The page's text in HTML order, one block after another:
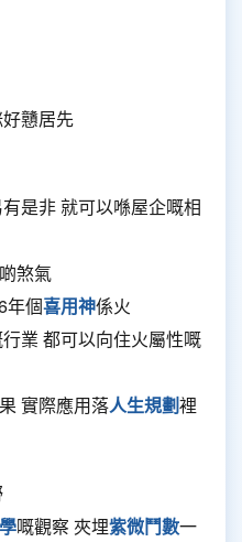
戇居先
是非 就可以喺屋企嘅相
煞氣
年個喜用神係火
業 都可以向住火屬性嘅
實際應用落人生規劃裡
嘅觀察 夾埋紫微鬥數一